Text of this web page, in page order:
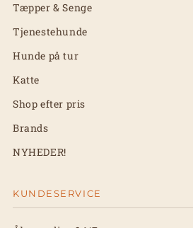
Tæpper & Senge
Tjenestehunde
Hunde på tur
Katte
Shop efter pris
Brands
NYHEDER!
KUNDESERVICE